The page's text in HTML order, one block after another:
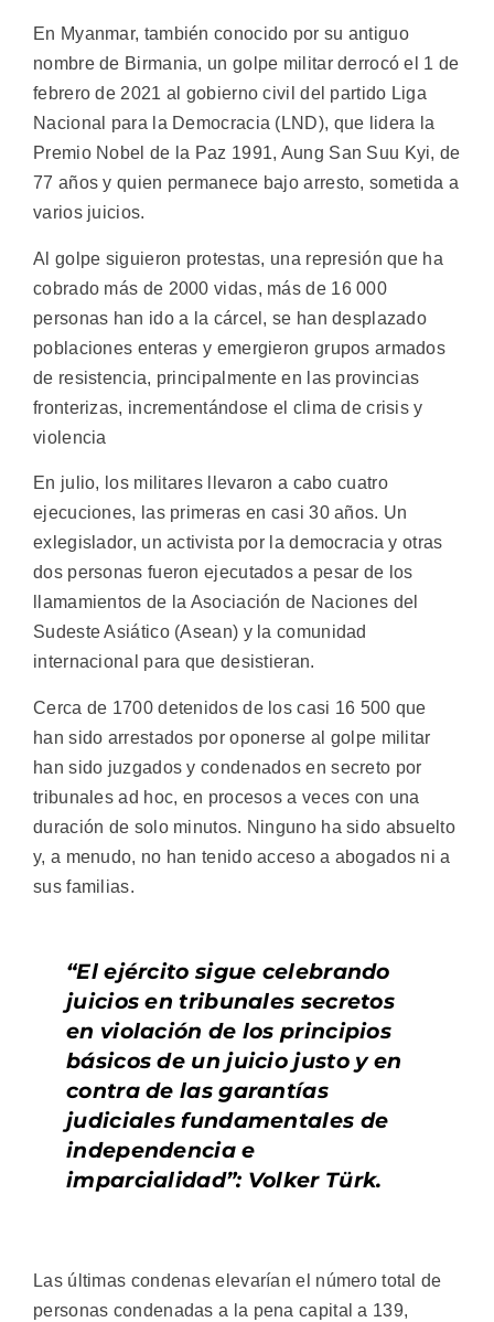
En Myanmar, también conocido por su antiguo
nombre de Birmania, un golpe militar derrocó el 1 de
febrero de 2021 al gobierno civil del partido Liga
Nacional para la Democracia (LND), que lidera la
Premio Nobel de la Paz 1991, Aung San Suu Kyi, de
77 años y quien permanece bajo arresto, sometida a
varios juicios.
Al golpe siguieron protestas, una represión que ha
cobrado más de 2000 vidas, más de 16 000
personas han ido a la cárcel, se han desplazado
poblaciones enteras y emergieron grupos armados
de resistencia, principalmente en las provincias
fronterizas, incrementándose el clima de crisis y
violencia
En julio, los militares llevaron a cabo cuatro
ejecuciones, las primeras en casi 30 años. Un
exlegislador, un activista por la democracia y otras
dos personas fueron ejecutados a pesar de los
llamamientos de la Asociación de Naciones del
Sudeste Asiático (Asean) y la comunidad
internacional para que desistieran.
Cerca de 1700 detenidos de los casi 16 500 que
han sido arrestados por oponerse al golpe militar
han sido juzgados y condenados en secreto por
tribunales ad hoc, en procesos a veces con una
duración de solo minutos. Ninguno ha sido absuelto
y, a menudo, no han tenido acceso a abogados ni a
sus familias.
“El ejército sigue celebrando
juicios en tribunales secretos
en violación de los principios
básicos de un juicio justo y en
contra de las garantías
judiciales fundamentales de
independencia e
imparcialidad”: Volker Türk.
Las últimas condenas elevarían el número total de
personas condenadas a la pena capital a 139,